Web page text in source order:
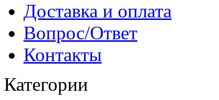
Доставка и оплата
Вопрос/Ответ
Контакты
Категории